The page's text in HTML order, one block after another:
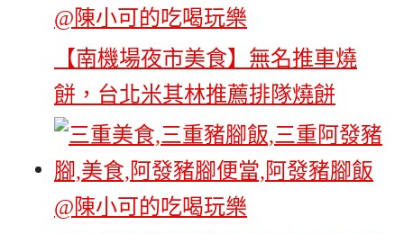
【南機場夜市美食】無名推車燒
餅，台北米其林推薦排隊燒餅